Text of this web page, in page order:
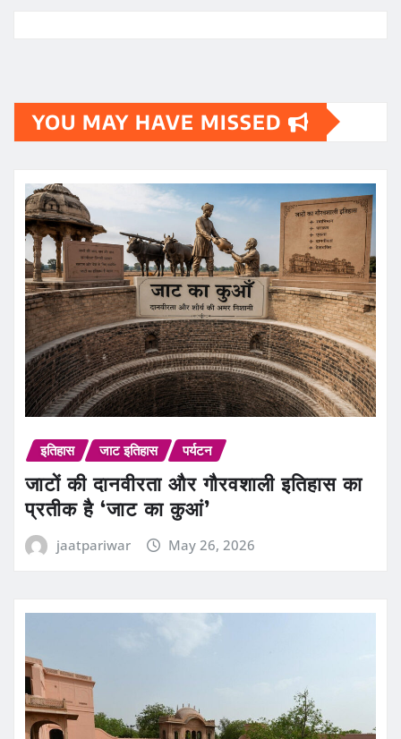
YOU MAY HAVE MISSED
इतिहास जाट इतिहास पर्यटन
जाटों की दानवीरता और गौरवशाली इतिहास का
प्रतीक है ‘जाट का कुआं’
jaatpariwar May 26, 2026